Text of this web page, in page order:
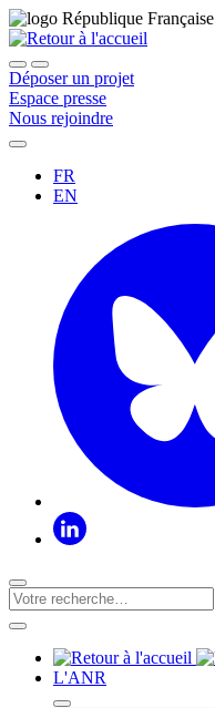
Déposer un projet
Espace presse
Nous rejoindre
FR
EN
L'ANR